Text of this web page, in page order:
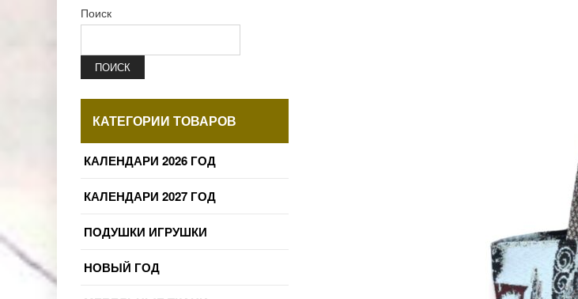
Поиск
ПОИСК
КАТЕГОРИИ ТОВАРОВ
КАЛЕНДАРИ 2026 ГОД
КАЛЕНДАРИ 2027 ГОД
ПОДУШКИ ИГРУШКИ
НОВЫЙ ГОД